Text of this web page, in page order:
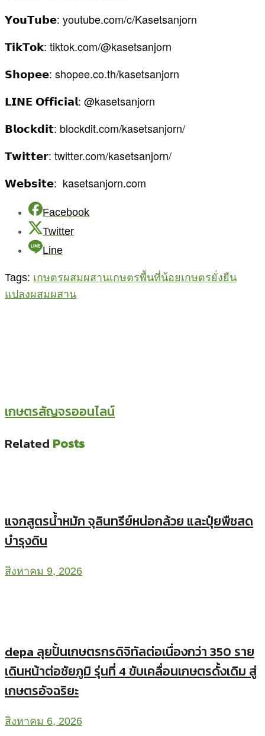
𝗬𝗼𝘂𝗧𝘂𝗯𝗲: youtube.com/c/Kasetsanjorn
𝗧𝗶𝗸𝗧𝗼𝗸: tiktok.com/@kasetsanjorn
𝗦𝗵𝗼𝗽𝗲𝗲: shopee.co.th/kasetsanjorn
𝗟𝗜𝗡𝗘 𝗢𝗳𝗳𝗶𝗰𝗶𝗮𝗹: @kasetsanjorn
𝗕𝗹𝗼𝗰𝗸𝗱𝗶𝘁: blockdit.com/kasetsanjorn/
𝗧𝘄𝗶𝘁𝘁𝗲𝗿: twitter.com/kasetsanjorn/
𝗪𝗲𝗯𝘀𝗶𝘁𝗲: kasetsanjorn.com
Facebook
Twitter
Line
Tags: เกษตรผสมผสานเกษตรพื้นที่น้อยเกษตรยั่งยืน
แปลงผสมผสาน
เกษตรสัญจรออนไลน์
Related Posts
แจกสูตรน้ำหมัก จุลินทรีย์หน่อกล้วย และปุ๋ยพืชสด
บำรุงดิน
สิงหาคม 9, 2026
depa ลุยปั้นเกษตรกรดิจิทัลต่อเนื่องกว่า 350 ราย
เดินหน้าต่อชัยภูมิ รุ่นที่ 4 ขับเคลื่อนเกษตรดั้งเดิม สู่
เกษตรอัจฉริยะ
สิงหาคม 6, 2026